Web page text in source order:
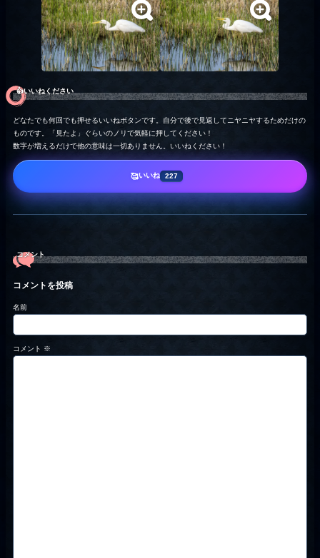
👍️いいねください
どなたでも何回でも押せるいいねボタンです。自分で後で見返してニヤニヤするためだけの
ものです。「見たよ」ぐらいのノリで気軽に押してください！
数字が増えるだけで他の意味は一切ありません。いいねください！
🥰いいね 227
コメント
コメントを投稿
名前
コメント ※